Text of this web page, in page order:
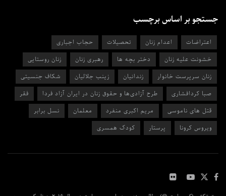
جستجو بر اساس برچسب
اعتراضات اعدام زنان تحصیلات
حجاب اجباری
خشونت علیه زنان
دختر بچه ها رهبری زنان
زنان روستایی
زنان سرپرست خانوار
زندانیان زینب جلالیان
شکاف جنسیتی
صبا کردافشاری
طرح آزادی‌ها و حقوق زنان در ایران آزاد فردا
فقر
قتل های ناموسی
مریم اکبری منفرد معلمان
نسل برابر
ویروس کرونا
پرستار کودک همسری